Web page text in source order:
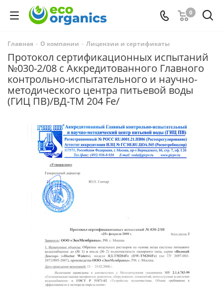
0
Главная - О компании - Лицензии и сертификаты
Протокол сертификационных испытаний
№030-2/08 с Аккредитованного Главного
контрольно-испытательного и научно-
методического центра питьевой воды
(ГИЦ ПВ)/ВД-ТМ 204 Fe/